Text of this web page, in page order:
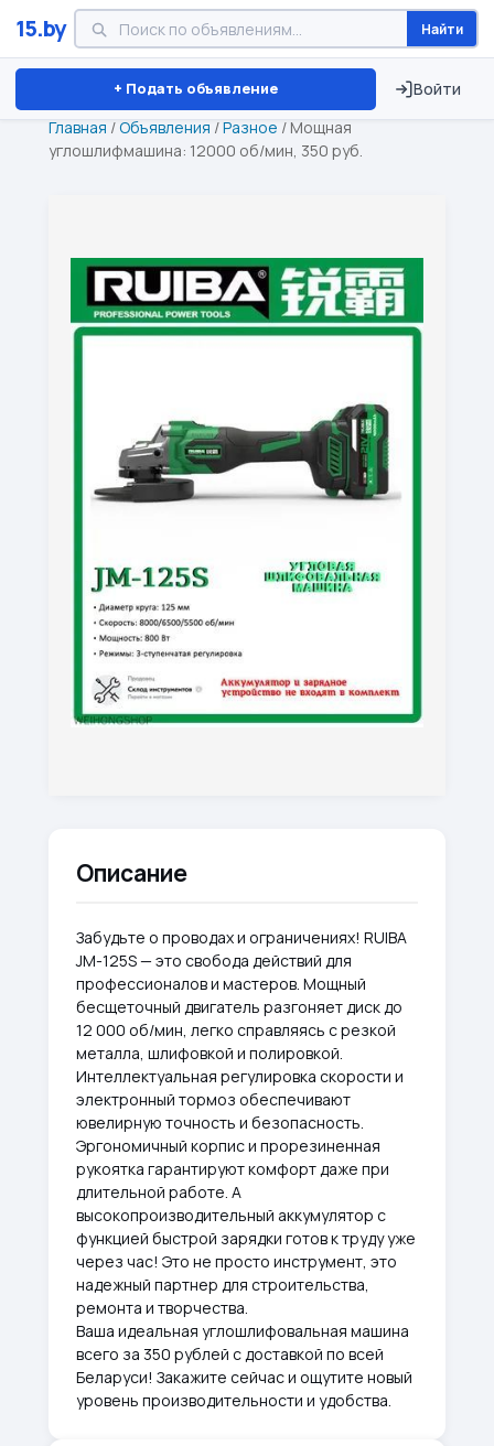
15.by Найти
+ Подать объявление Войти
Минск Витебск Брест ⏱ ТОЛЬКО 15 ДНЕЙ
Главная /Объявления /Разное / Мощная
углошлифмашина: 12000 об/мин, 350 руб.
Описание
Забудьте о проводах и ограничениях! RUIBA
JM-125S — это свобода действий для
профессионалов и мастеров. Мощный
бесщеточный двигатель разгоняет диск до
12 000 об/мин, легко справляясь с резкой
металла, шлифовкой и полировкой.
Интеллектуальная регулировка скорости и
электронный тормоз обеспечивают
ювелирную точность и безопасность.
Эргономичный корпис и прорезиненная
рукоятка гарантируют комфорт даже при
длительной работе. А
высокопроизводительный аккумулятор с
функцией быстрой зарядки готов к труду уже
через час! Это не просто инструмент, это
надежный партнер для строительства,
ремонта и творчества.
Ваша идеальная углошлифовальная машина
всего за 350 рублей с доставкой по всей
Беларуси! Закажите сейчас и ощутите новый
уровень производительности и удобства.